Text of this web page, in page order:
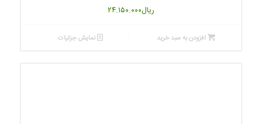
ریال۲۴.۱۵۰.۰۰۰
افزودن به سبد خرید نمایش جزئیات